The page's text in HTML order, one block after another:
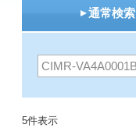
通常検索
5件表示